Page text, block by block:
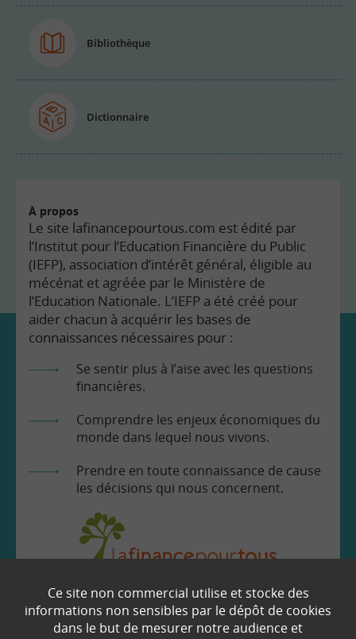
Bibliothèque
Dictionnaire
À propos
Le site lafinancepourtous.com est édité par
l’Institut pour l’Education Financière du Public
(IEFP), association d’intérêt général, éligible au
mécénat et agréée par le Ministère de
l’Education Nationale. L’IEFP a été créé pour
aider chacun à acquérir les bases de
connaissances nécessaires pour :
Se sentir plus à l’aise avec les questions
financières.
Comprendre les enjeux économiques du
monde dans lequel nous vivons.
Prendre en toute connaissance de cause
les décisions qui nous concernent.
EN SAVOIR
Ce site non commercial utilise et stocke des
informations non sensibles par le dépôt de cookies
dans le but de mesurer notre audience et